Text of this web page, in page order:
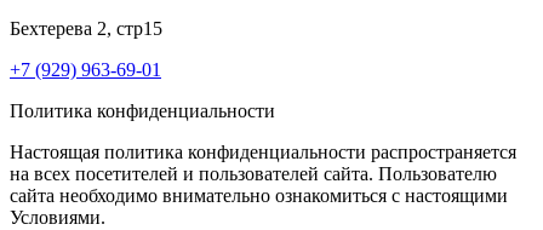
Бехтерева 2, стр15
+7 (929) 963-69-01
Политика конфиденциальности
Настоящая политика конфиденциальности распространяется
на всех посетителей и пользователей сайта. Пользователю
сайта необходимо внимательно ознакомиться с настоящими
Условиями.